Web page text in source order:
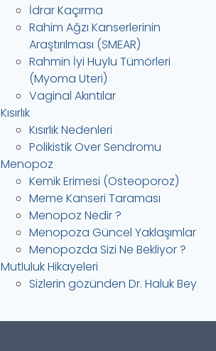
İdrar Kaçırma
Rahim Ağzı Kanserlerinin
Araştırılması (SMEAR)
Rahmin İyi Huylu Tümörleri
(Myoma Uteri)
Vaginal Akıntılar
Kısırlık
Kısırlık Nedenleri
Polikistik Over Sendromu
Menopoz
Kemik Erimesi (Osteoporoz)
Meme Kanseri Taraması
Menopoz Nedir ?
Menopoza Güncel Yaklaşımlar
Menopozda Sizi Ne Bekliyor ?
Mutluluk Hikayeleri
Sizlerin gözünden Dr. Haluk Bey